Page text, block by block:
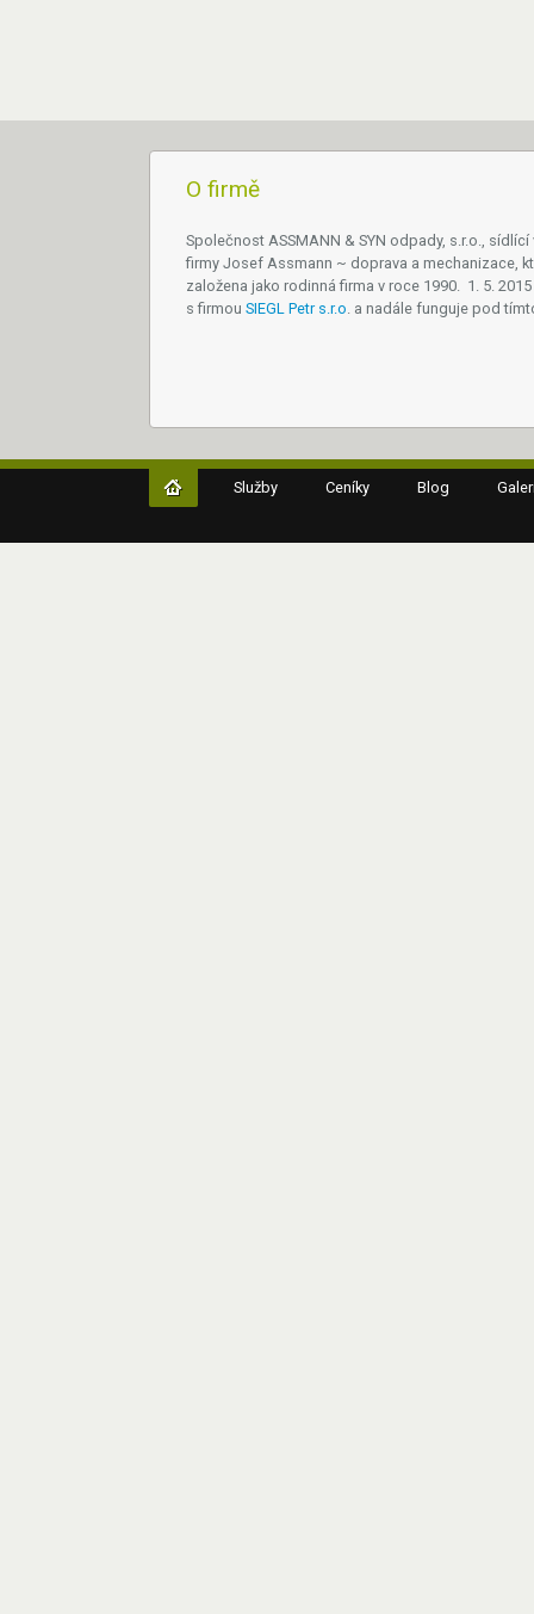
O firmě
Společnost ASSMANN & SYN odpady, s.r.o.,
firmy Josef Assmann ~ doprava a mechanizace,
založena jako rodinná firma v roce 1990. 1. 5.
s firmou SIEGL Petr s.r.o. a nadále funguje pod
Služby Ceníky Blog